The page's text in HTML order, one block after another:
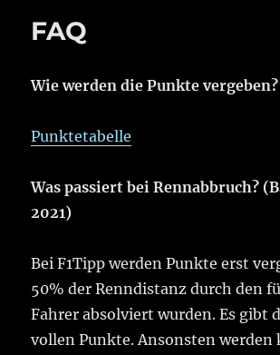
FAQ
Wie werden die Punkte vergeben?
Punktetabelle
Was passiert bei Rennabbruch?
2021)
Bei F1Tipp werden Punkte erst
50% der Renndistanz durch den
Fahrer absolviert wurden. Es gibt
vollen Punkte. Ansonsten werden